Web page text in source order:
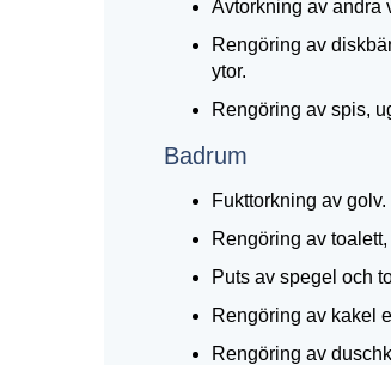
Avtorkning av andra
Rengöring av
ytor.
Rengöring av spis,
Badrum
Fukttorkning av golv.
Rengöring av
Puts av spegel och
Rengöring av kakel
Rengöring av